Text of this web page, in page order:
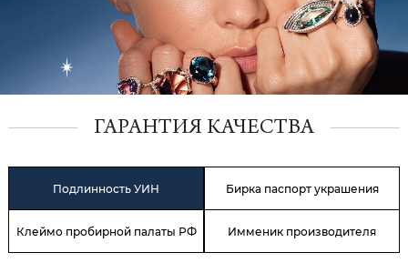
ГАРАНТИЯ КАЧЕСТВА
Подлинность УИН Бирка паспорт украшения
Клеймо пробирной палаты РФ Имменик производителя